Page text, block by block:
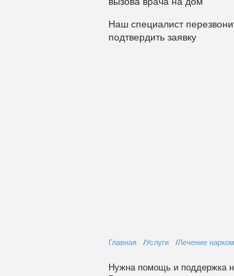
Наш специалист
подтвердить заявку
Главная Услуги Лечение
Нужна помощь и поддержка